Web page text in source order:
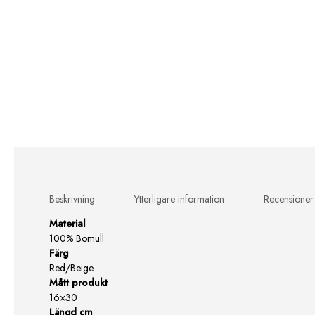
Beskrivning Ytterligare information
Material
100% Bomull
Färg
Red/Beige
Mått produkt
16×30
Längd cm